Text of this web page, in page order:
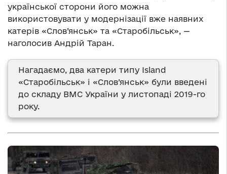
української сторони його можна
використовувати у модернізації вже наявних
катерів «Слов’янськ» та «Старобільськ», —
наголосив Андрій Таран.
Нагадаємо, два катери типу Island
«Старобільськ» і «Слов’янськ» були введені
до складу ВМС України у листопаді 2019-го
року.